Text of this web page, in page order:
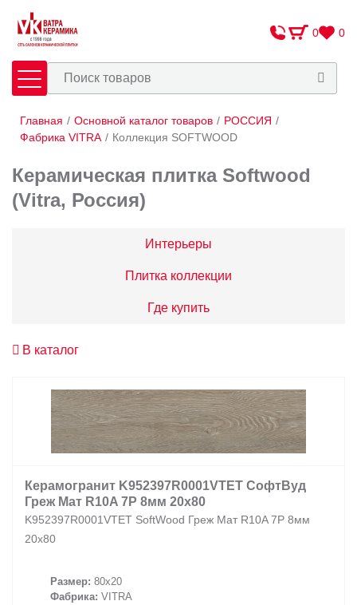
0 0
Плитка Сантехника
Оплата и доставка
Сотрудничество
Адреса салонов
+7 (495) 532-06-30 internet@kdv.ru
Заказать звонок
Главная / Основной каталог товаров / РОССИЯ /
Фабрика VITRA / Коллекция SOFTWOOD
Керамическая плитка Softwood
(Vitra, Россия)
Интерьеры
Плитка коллекции
Где купить
В каталог
Керамогранит K952397R0001VTET СофтВуд
Греж Мат R10A 7Р 8мм 20х80
K952397R0001VTET SoftWood Греж Мат R10A 7Р 8мм
20х80
Размер: 80x20
Фабрика: VITRA